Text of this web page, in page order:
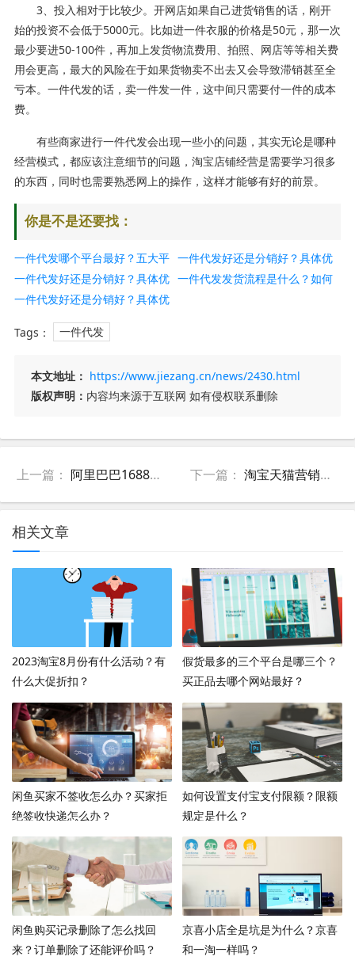
3、投入相对于比较少。开网店如果自己进货销售的话，刚开
始的投资不会低于5000元。比如进一件衣服的价格是50元，那一次
最少要进50-100件，再加上发货物流费用、拍照、网店等等相关费
用会更高，最大的风险在于如果货物卖不出去又会导致滞销甚至全
亏本。一件代发的话，卖一件发一件，这中间只需要付一件的成本
费。
有些商家进行一件代发会出现一些小的问题，其实无论是哪种
经营模式，都应该注意细节的问题，淘宝店铺经营是需要学习很多
的东西，同时也需要熟悉网上的操作，这样才能够有好的前景。
你是不是还要找：
一件代发哪个平台最好？五大平
台推荐
一件代发好还是分销好？具体优
缺点分析
一件代发好还是分销好？具体优
缺点分析
一件代发发货流程是什么？如何
一件代发好还是分销好？具体优
缺点分析
Tags：
一件代发
本文地址： https://www.jiezang.cn/news/2430.html
版权声明： 内容均来源于互联网 如有侵权联系删除
上一篇： 阿里巴巴1688上面一件代发卖什么好？如何选择产品？ 下一篇：淘宝天猫营销平台平均成交价计算规则是什么？
相关文章
2023淘宝8月份有什么活动？有
什么大促折扣？
假货最多的三个平台是哪三个？
买正品去哪个网站最好？
闲鱼买家不签收怎么办？买家拒
绝签收快递怎么办？
如何设置支付宝支付限额？限额
规定是什么？
闲鱼购买记录删除了怎么找回
来？订单删除了还能评价吗？
京喜小店全是坑是为什么？京喜
和一淘一样吗？